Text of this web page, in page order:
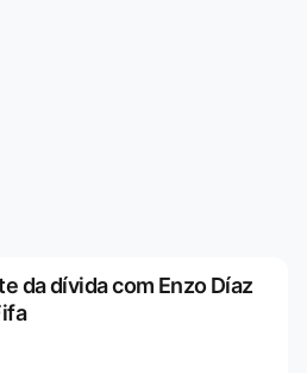
da dívida com Enzo Díaz